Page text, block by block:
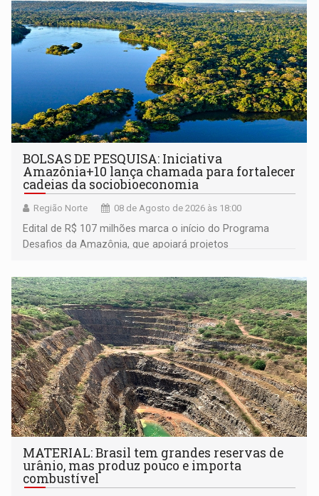
BOLSAS DE PESQUISA: Iniciativa
Amazônia+10 lança chamada para fortalecer
cadeias da sociobioeconomia
Região Norte 08 de Agosto de 2026 às 18:00
Edital de R$ 107 milhões marca o início do Programa
Desafios da Amazônia, que apoiará projetos
submissão de pré-propostas poderá ser feita até 1º de
setembro
MATERIAL: Brasil tem grandes reservas de
urânio, mas produz pouco e importa
combustível